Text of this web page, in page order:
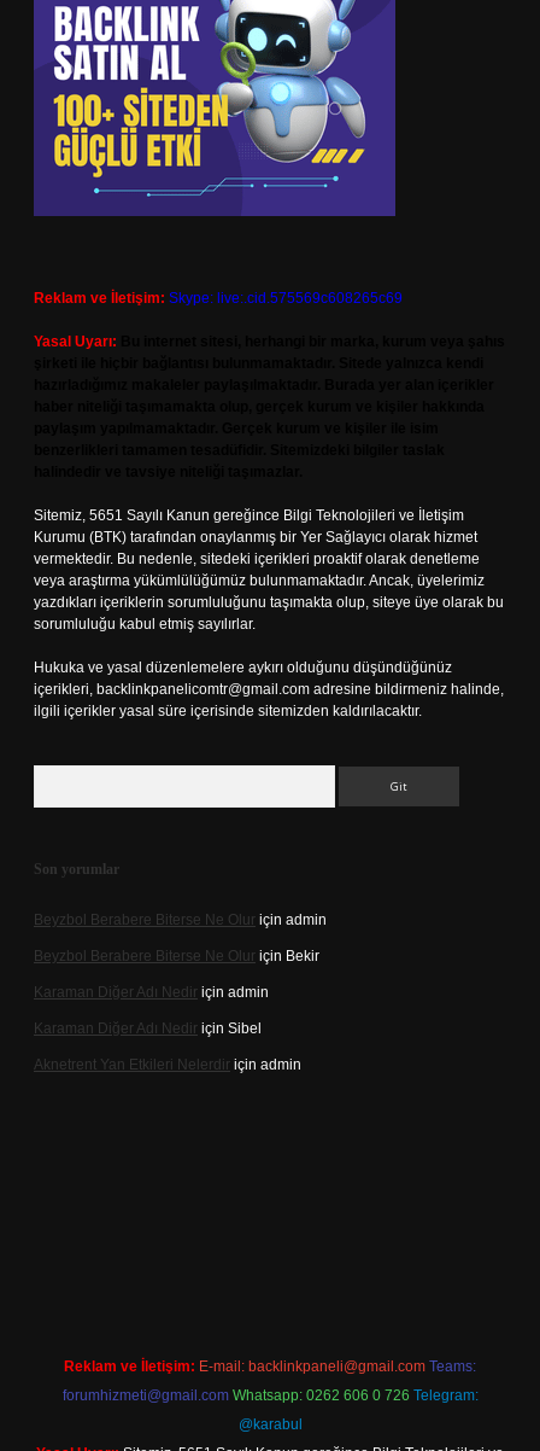
Reklam ve İletişim: Skype: live:.cid.575569c608265c69
Yasal Uyarı:
Sitemiz, 5651 Sayılı Kanun gereğince Bilgi Teknolojileri ve İletişim
Kurumu (BTK) tarafından onaylanmış bir Yer Sağlayıcı olarak hizmet
vermektedir. Bu nedenle, sitedeki içerikleri proaktif olarak denetleme
veya araştırma yükümlülüğümüz bulunmamaktadır. Ancak, üyelerimiz
yazdıkları içeriklerin sorumluluğunu taşımakta olup, siteye üye olarak bu
sorumluluğu kabul etmiş sayılırlar.
Hukuka ve yasal düzenlemelere aykırı olduğunu düşündüğünüz
içerikleri, backlinkpanelicomtr@gmail.com adresine bildirmeniz halinde,
ilgili içerikler yasal süre içerisinde sitemizden kaldırılacaktır.
Son yorumlar
Beyzbol Berabere Biterse Ne Olur için admin
Beyzbol Berabere Biterse Ne Olur için Bekir
Karaman Diğer Adı Nedir için admin
Karaman Diğer Adı Nedir için Sibel
Aknetrent Yan Etkileri Nelerdir için admin
Reklam ve İletişim: E-mail: backlinkpaneli@gmail.com Teams:
forumhizmeti@gmail.com Whatsapp: 0262 606 0 726 Telegram:
@karabul